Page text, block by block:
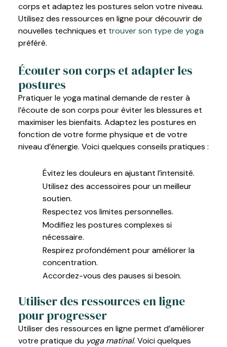
corps et adaptez les postures selon votre niveau.
Utilisez des ressources en ligne pour découvrir de
nouvelles techniques et trouver son type de yoga
préféré.
Écouter son corps et adapter les
postures
Pratiquer le yoga matinal demande de rester à
l’écoute de son corps pour éviter les blessures et
maximiser les bienfaits. Adaptez les postures en
fonction de votre forme physique et de votre
niveau d’énergie. Voici quelques conseils pratiques :
Évitez les douleurs en ajustant l’intensité.
Utilisez des accessoires pour un meilleur
soutien.
Respectez vos limites personnelles.
Modifiez les postures complexes si
nécessaire.
Respirez profondément pour améliorer la
concentration.
Accordez-vous des pauses si besoin.
Utiliser des ressources en ligne
pour progresser
Utiliser des ressources en ligne permet d’améliorer
votre pratique du yoga matinal. Voici quelques